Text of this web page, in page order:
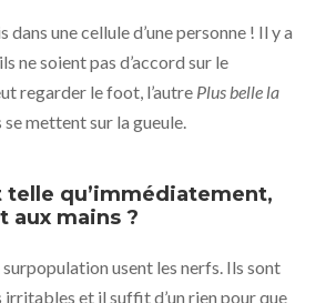
une cellule d’une personne ! Il y a
ne soient pas d’accord sur le
regarder le foot, l’autre Plus belle la
se mettent sur la gueule.
telle qu’immédiatement,
aux mains ?
surpopulation usent les nerfs. Ils sont
irritables et il suffit d’un rien pour que